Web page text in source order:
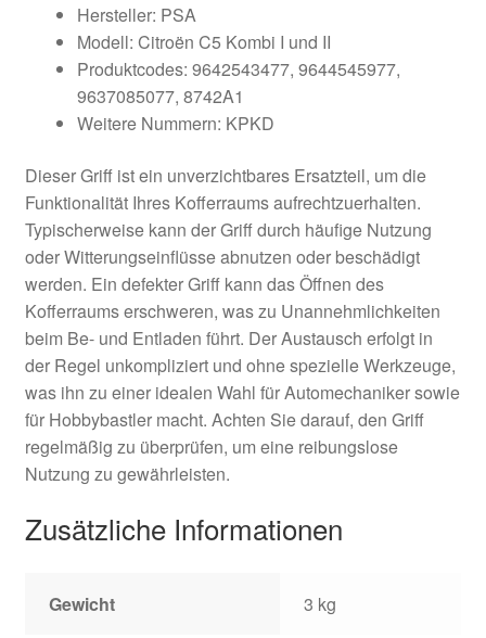
Hersteller: PSA
Modell: Citroën C5 Kombi I und II
Produktcodes: 9642543477, 9644545977,
9637085077, 8742A1
Weitere Nummern: KPKD
Dieser Griff ist ein unverzichtbares Ersatzteil, um die
Funktionalität Ihres Kofferraums aufrechtzuerhalten.
Typischerweise kann der Griff durch häufige Nutzung
oder Witterungseinflüsse abnutzen oder beschädigt
werden. Ein defekter Griff kann das Öffnen des
Kofferraums erschweren, was zu Unannehmlichkeiten
beim Be- und Entladen führt. Der Austausch erfolgt in
der Regel unkompliziert und ohne spezielle Werkzeuge,
was ihn zu einer idealen Wahl für Automechaniker sowie
für Hobbybastler macht. Achten Sie darauf, den Griff
regelmäßig zu überprüfen, um eine reibungslose
Nutzung zu gewährleisten.
Zusätzliche Informationen
Gewicht 3 kg